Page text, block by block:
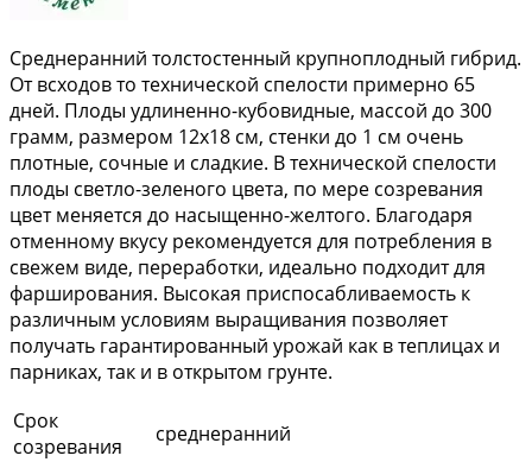
Среднеранний толстостенный крупноплодный гибрид.
От всходов то технической спелости примерно 65
дней. Плоды удлиненно-кубовидные, массой до 300
грамм, размером 12х18 см, стенки до 1 см очень
плотные, сочные и сладкие. В технической спелости
плоды светло-зеленого цвета, по мере созревания
цвет меняется до насыщенно-желтого. Благодаря
отменному вкусу рекомендуется для потребления в
свежем виде, переработки, идеально подходит для
фарширования. Высокая приспосабливаемость к
различным условиям выращивания позволяет
получать гарантированный урожай как в теплицах и
парниках, так и в открытом грунте.
Срок
созревания
среднеранний